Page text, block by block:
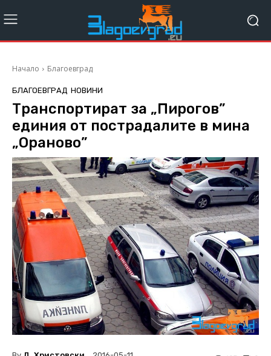
Начало Благоевград
БЛАГОЕВГРАД НОВИНИ
Транспортират за „Пирогов”
единия от пострадалите в мина
„Ораново”